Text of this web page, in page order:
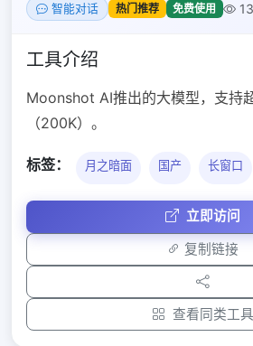
智能对话 热门推荐 免费使用
工具介绍
Moonshot AI推出的大模型，支持
（200K）。
标签： 月之暗面 国产 长窗口
立即访问
复制链接
查看同类工具